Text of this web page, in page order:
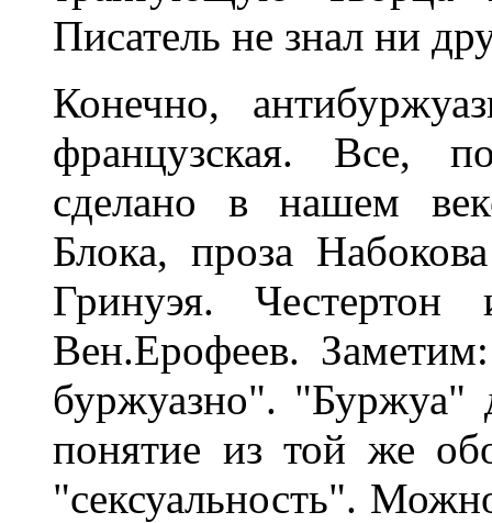
Писатель не знал ни
Конечно,
французская. Все,
сделано в нашем
Блока, проза
Гринуэя.
Вен.Ерофеев.
буржуазно". "Буржуа"
понятие из той же
"сексуальность".